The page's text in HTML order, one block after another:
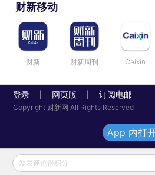
财新移动
财新 财新周刊 Caixin
登录 网页版 订阅电邮
Copyright 财新网 All Rights Reserved
发表评论得积分
App 内打